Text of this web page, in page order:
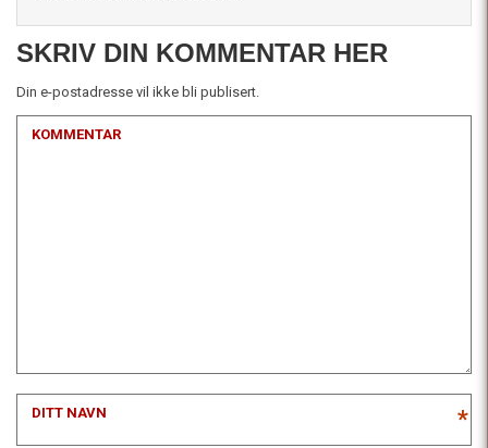
SKRIV DIN KOMMENTAR HER
Din e-postadresse vil ikke bli publisert.
KOMMENTAR
DITT NAVN *